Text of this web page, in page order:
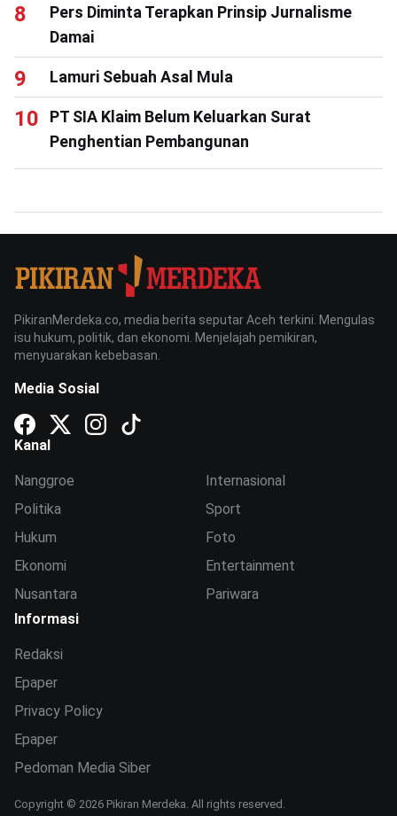
Pers Diminta Terapkan Prinsip Jurnalisme
Damai
Lamuri Sebuah Asal Mula
PT SIA Klaim Belum Keluarkan Surat
Penghentian Pembangunan
PikiranMerdeka.co, media berita seputar Aceh terkini. Mengulas
isu hukum, politik, dan ekonomi. Menjelajah pemikiran,
menyuarakan kebebasan.
Media Sosial
Kanal
Nanggroe
Politika
Hukum
Ekonomi
Nusantara
Internasional
Sport
Foto
Entertainment
Pariwara
Informasi
Redaksi
Epaper
Privacy Policy
Epaper
Pedoman Media Siber
Copyright © 2026 Pikiran Merdeka. All rights reserved.